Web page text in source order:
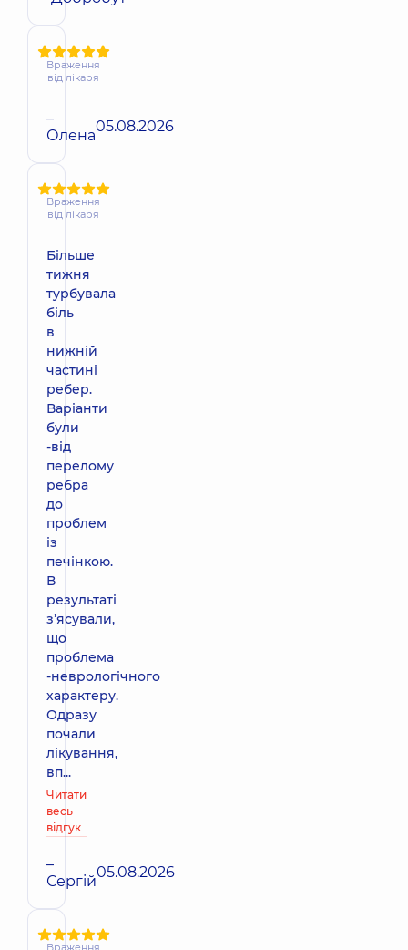
Враження
від лікаря
–
Олена05.08.2026
Враження
від лікаря
Більше
тижня
турбувала
біль
в
нижній
частині
ребер.
Варіанти
були
-від
перелому
ребра
до
проблем
із
печінкою.
В
результаті
зʼясували,
що
проблема
-неврологічного
характеру.
Одразу
почали
лікування,
вп...
Читати
весь
відгук
–
Сергій05.08.2026